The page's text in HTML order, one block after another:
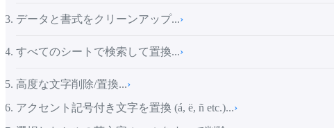
データと書式をクリーンアップ...›
すべてのシートで検索して置換...›
高度な文字削除/置換...›
アクセント記号付き文字を置換 (á, ë, ñ etc.)...›